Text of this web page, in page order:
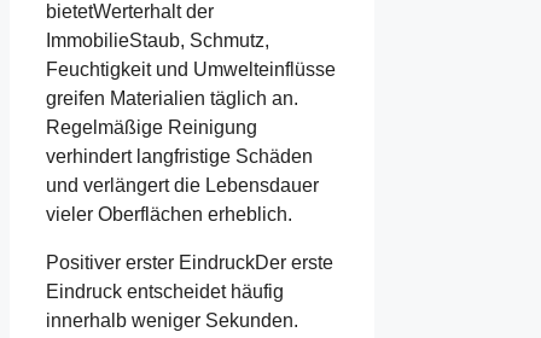
bietetWerterhalt der
ImmobilieStaub, Schmutz,
Feuchtigkeit und Umwelteinflüsse
greifen Materialien täglich an.
Regelmäßige Reinigung
verhindert langfristige Schäden
und verlängert die Lebensdauer
vieler Oberflächen erheblich.
Positiver erster EindruckDer erste
Eindruck entscheidet häufig
innerhalb weniger Sekunden.